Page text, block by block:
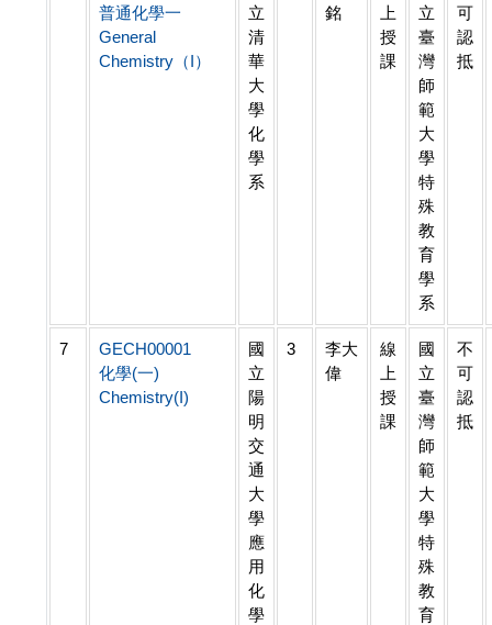
普通化學一
General
Chemistry（I）
立
清
華
大
學
化
學
系
銘
上
授
課
立
臺
灣
師
範
大
學
特
殊
教
育
學
系
可
認
抵
7
GECH00001
化學(一)
Chemistry(I)
國
立
陽
明
交
通
大
學
應
用
化
學
3
李大
偉
線
上
授
課
國
立
臺
灣
師
範
大
學
特
殊
教
育
不
可
認
抵